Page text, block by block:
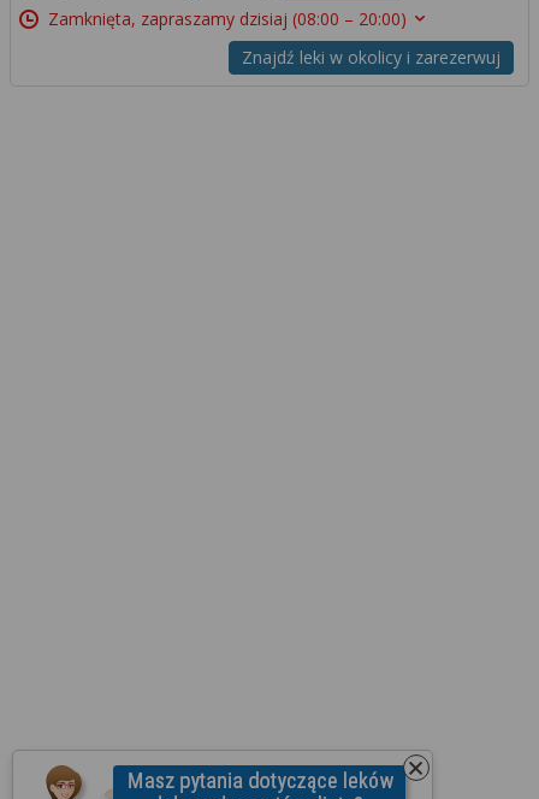
Zamknięta, zapraszamy dzisiaj (08:00 – 20:00)
Znajdź leki w okolicy i zarezerwuj